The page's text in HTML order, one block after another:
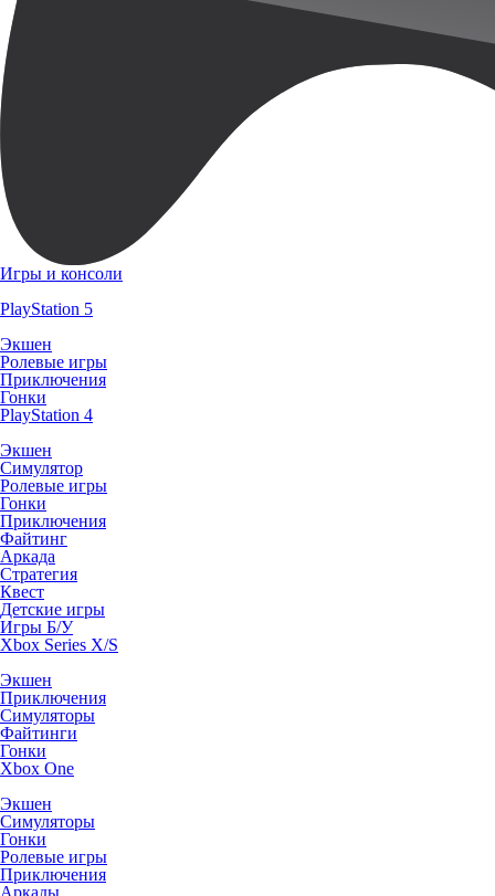
Игры и консоли
PlayStation 5
Экшен
Ролевые игры
Приключения
Гонки
PlayStation 4
Экшен
Симулятор
Ролевые игры
Гонки
Приключения
Файтинг
Аркада
Стратегия
Квест
Детские игры
Игры Б/У
Xbox Series X/S
Экшен
Приключения
Симуляторы
Файтинги
Гонки
Xbox One
Экшен
Симуляторы
Гонки
Ролевые игры
Приключения
Аркады